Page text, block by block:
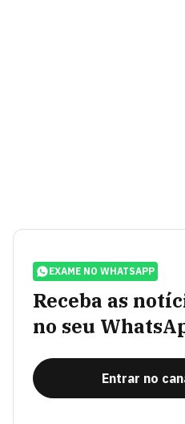
EXAME NO WHATSAPP
Receba as
no seu
Entrar no